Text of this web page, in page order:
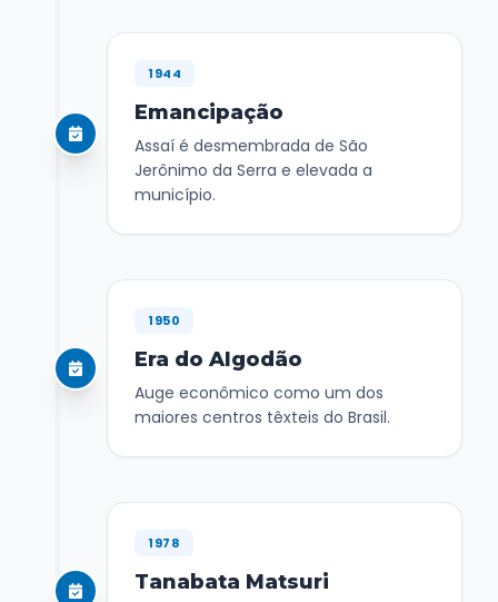
1944
Emancipação
Assaí é desmembrada de São
Jerônimo da Serra e elevada a
município.
1950
Era do Algodão
Auge econômico como um dos
maiores centros têxteis do Brasil.
1978
Tanabata Matsuri